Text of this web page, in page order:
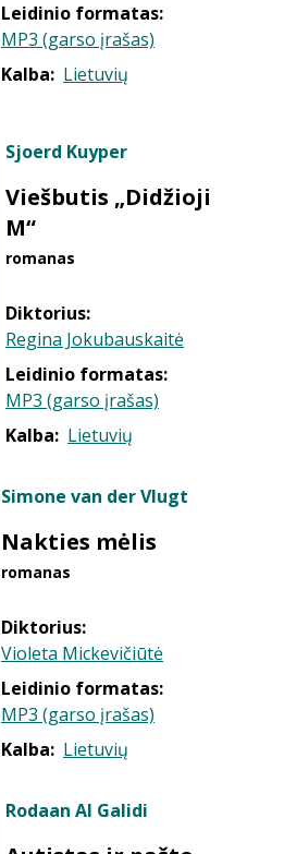
Leidinio formatas:
MP3 (garso įrašas)
Kalba: Lietuvių
Sjoerd Kuyper
Viešbutis „Didžioji
M“
romanas
Diktorius:
Regina Jokubauskaitė
Leidinio formatas:
MP3 (garso įrašas)
Kalba: Lietuvių
Simone van der Vlugt
Nakties mėlis
romanas
Diktorius:
Violeta Mickevičiūtė
Leidinio formatas:
MP3 (garso įrašas)
Kalba: Lietuvių
Rodaan Al Galidi